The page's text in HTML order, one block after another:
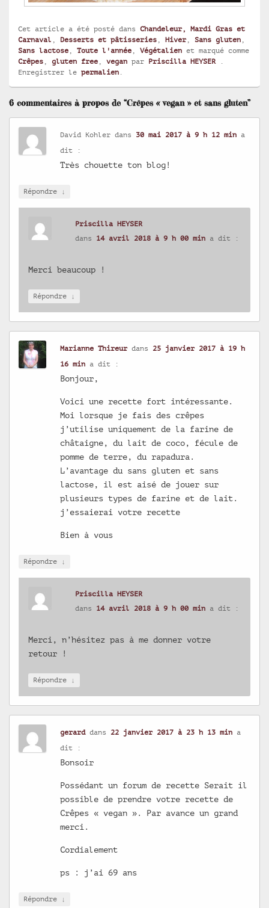
Cet article a été posté dans Chandeleur, Mardi Gras et
Carnaval , Desserts et pâtisseries , Hiver, Sans gluten ,
Sans lactose , Toute l'année , Végétalien et marqué comme
Crêpes , gluten free , vegan par Priscilla HEYSER.
Enregistrer le permalien .
6 commentaires à propos de “Crêpes « vegan » et sans gluten”
David Kohler dans 30 mai 2017 à 9 h 12 min a
dit :
Très chouette ton blog!
Répondre ↓
Priscilla HEYSER
dans 14 avril 2018 à 9 h 00 min a dit :
Merci beaucoup !
Répondre ↓
Marianne Thireurdans 25 janvier 2017 à 19 h
16 min a dit :
Bonjour,
Voici une recette fort intéressante.
Moi lorsque je fais des crêpes
j’utilise uniquement de la farine de
châtaigne, du lait de coco, fécule de
pomme de terre, du rapadura.
L’avantage du sans gluten et sans
lactose, il est aisé de jouer sur
plusieurs types de farine et de lait.
j’essaierai votre recette
Bien à vous
Répondre ↓
Priscilla HEYSER
dans 14 avril 2018 à 9 h 00 min a dit :
Merci, n’hésitez pas à me donner votre
retour !
Répondre ↓
gerarddans 22 janvier 2017 à 23 h 13 min a
dit :
Bonsoir
Possédant un forum de recette Serait il
possible de prendre votre recette de
Crêpes « vegan ». Par avance un grand
merci.
Cordialement
ps : j’ai 69 ans
Répondre ↓